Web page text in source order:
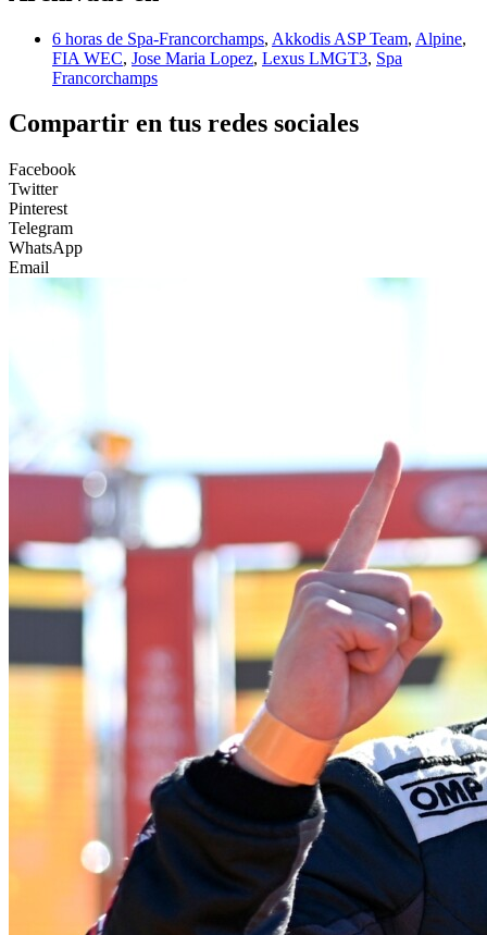
6 horas de Spa-Francorchamps, Akkodis ASP Team, Alpine,
FIA WEC, Jose Maria Lopez, Lexus LMGT3, Spa
Francorchamps
Compartir en tus redes sociales
Facebook
Twitter
Pinterest
Telegram
WhatsApp
Email